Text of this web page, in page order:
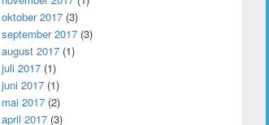
oktober 2017 (3)
september 2017 (3)
august 2017 (1)
juli 2017 (1)
juni 2017 (1)
mai 2017 (2)
april 2017 (3)